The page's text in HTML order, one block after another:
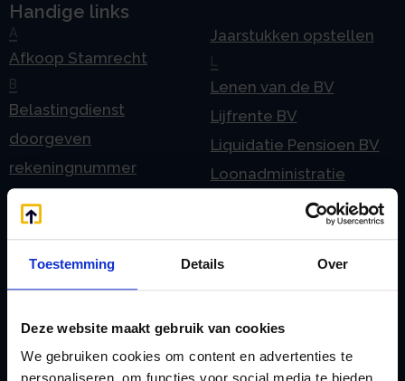
Toestemming Details Over
Deze website maakt gebruik van cookies
We gebruiken cookies om content en advertenties te
Handige links
A
Afkoop Stamrecht
B
Belastingdienst
doorgeven
rekeningnummer
C
Checklist IB 2023 (PDF)
Checklist IB 2024 (PDF)
Checklist IB 2025 (PDF)
Checklist IB 2025 (Word)
Jaarstukken opstellen
L
Lenen van de BV
Lijfrente BV
Liquidatie Pensioen BV
Loonadministratie
Mogelijkheden
ODV BV
Ontbinden Stamrecht